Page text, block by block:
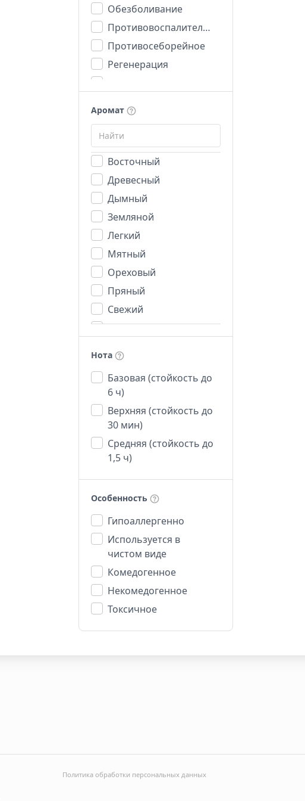
Обезболивание
Противовоспалительное
Противосеборейное
Регенерация
Увлажнение
Успокоительное
Аромат
Восточный
Древесный
Дымный
Земляной
Легкий
Мятный
Ореховый
Пряный
Свежий
Сильный
Теплый
Терпкий
Травяной
Фруктовый
Хвойный
Цветочный
Нота
Базовая (стойкость до
6 ч)
Верхняя (стойкость до
30 мин)
Средняя (стойкость до
1,5 ч)
Особенность
Гипоаллергенно
Используется в
чистом виде
Комедогенное
Некомедогенное
Токсичное
Политика обработки персональных данных